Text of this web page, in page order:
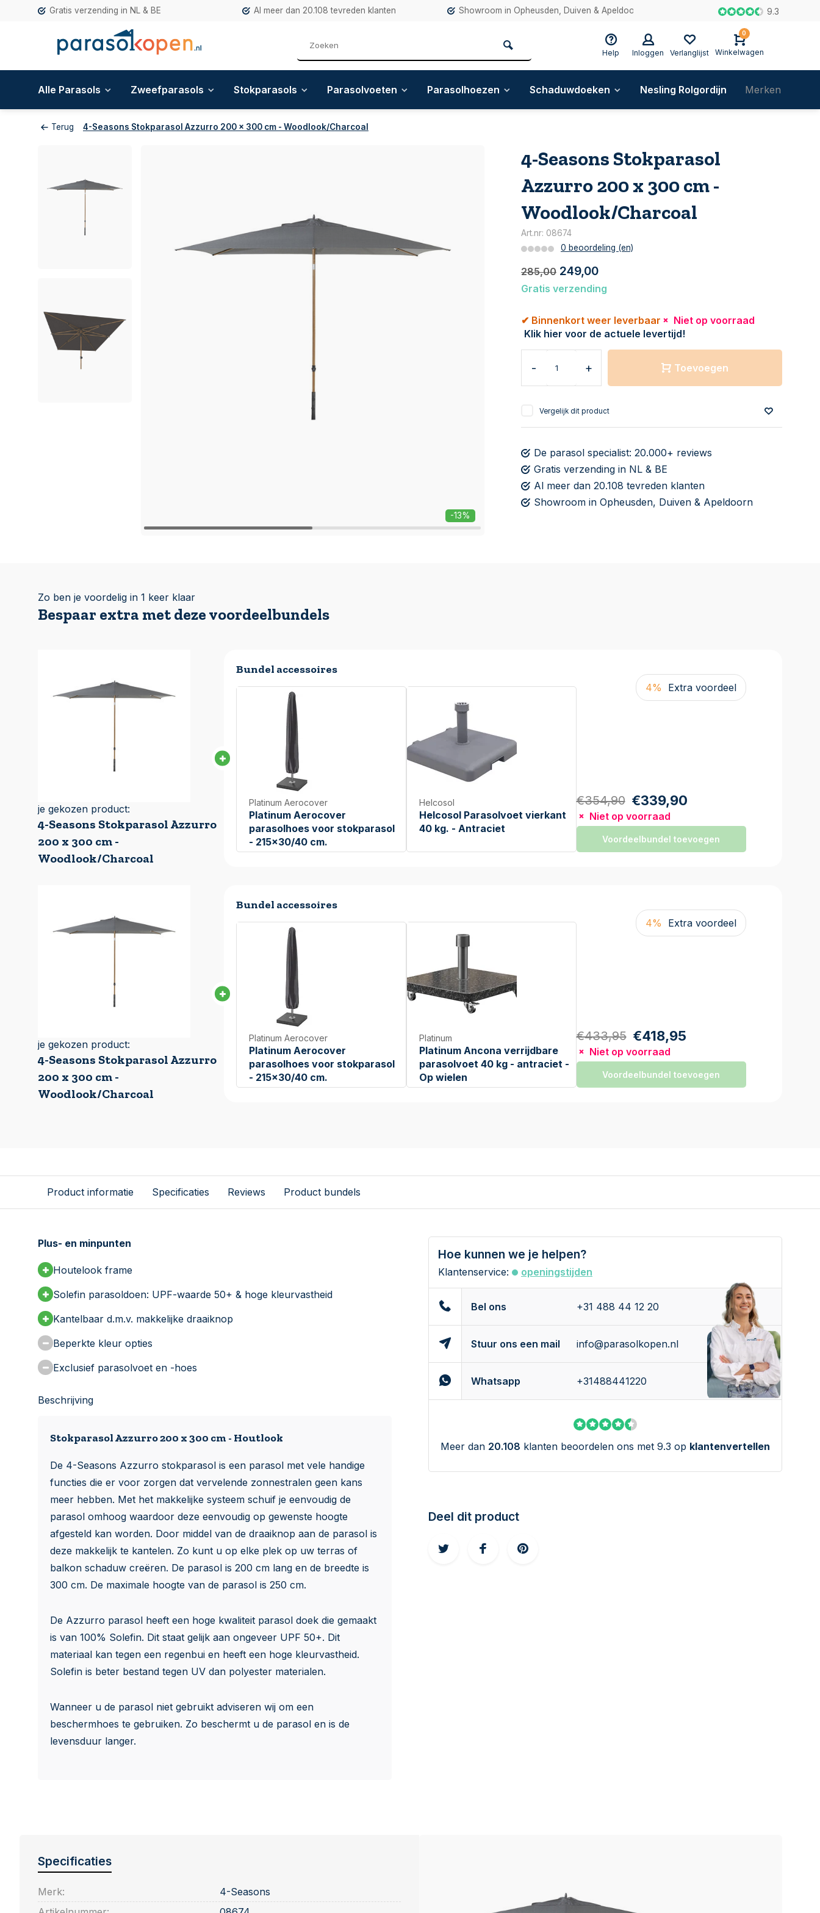
Gratis verzending in NL & BE Al meer dan 20.108 tevreden klanten Showroom in Opheusden, Duiven & Apeldoorn 9.3
Help Inloggen Verlanglijst
0
Winkelwagen
Alle Parasols Zweefparasols Stokparasols Parasolvoeten Parasolhoezen Schaduwdoeken Nesling Rolgordijn Merken
Terug 4-Seasons Stokparasol Azzurro 200 x 300 cm - Woodlook/Charcoal
-13%
4-Seasons Stokparasol
Azzurro 200 x 300 cm -
Woodlook/Charcoal
Art.nr: 08674
0 beoordeling (en)
285,00 249,00
Gratis verzending
Niet op voorraad
Klik hier voor de actuele levertijd!
- + Toevoegen
Vergelijk dit product
De parasol specialist: 20.000+ reviews
Gratis verzending in NL & BE
Al meer dan 20.108 tevreden klanten
Showroom in Opheusden, Duiven & Apeldoorn
Zo ben je voordelig in 1 keer klaar
Bespaar extra met deze voordeelbundels
je gekozen product:
4-Seasons Stokparasol Azzurro
200 x 300 cm -
Woodlook/Charcoal
Bundel accessoires
Platinum Aerocover
Platinum Aerocover
parasolhoes voor stokparasol
- 215x30/40 cm.
Helcosol
Helcosol Parasolvoet vierkant
40 kg. - Antraciet
€354,90 €339,90
Niet op voorraad
4% Extra voordeel
Voordeelbundel toevoegen
je gekozen product:
4-Seasons Stokparasol Azzurro
200 x 300 cm -
Woodlook/Charcoal
Bundel accessoires
Platinum Aerocover
Platinum Aerocover
parasolhoes voor stokparasol
- 215x30/40 cm.
Platinum
Platinum Ancona verrijdbare
parasolvoet 40 kg - antraciet -
Op wielen
€433,95 €418,95
Niet op voorraad
4% Extra voordeel
Voordeelbundel toevoegen
Product informatie Specificaties Reviews Product bundels
Plus- en minpunten
Houtelook frame
Solefin parasoldoen: UPF-waarde 50+ & hoge kleurvastheid
Kantelbaar d.m.v. makkelijke draaiknop
Beperkte kleur opties
Exclusief parasolvoet en -hoes
Beschrijving
Stokparasol Azzurro 200 x 300 cm - Houtlook
De 4-Seasons Azzurro stokparasol is een parasol met vele handige
functies die er voor zorgen dat vervelende zonnestralen geen kans
meer hebben. Met het makkelijke systeem schuif je eenvoudig de
parasol omhoog waardoor deze eenvoudig op gewenste hoogte
afgesteld kan worden. Door middel van de draaiknop aan de parasol is
deze makkelijk te kantelen. Zo kunt u op elke plek op uw terras of
balkon schaduw creëren. De parasol is 200 cm lang en de breedte is
300 cm. De maximale hoogte van de parasol is 250 cm.
De Azzurro parasol heeft een hoge kwaliteit parasol doek die gemaakt
is van 100% Solefin. Dit staat gelijk aan ongeveer UPF 50+. Dit
materiaal kan tegen een regenbui en heeft een hoge kleurvastheid.
Solefin is beter bestand tegen UV dan polyester materialen.
Wanneer u de parasol niet gebruikt adviseren wij om een
beschermhoes te gebruiken. Zo beschermt u de parasol en is de
levensduur langer.
Hoe kunnen we je helpen?
Klantenservice: openingstijden
Bel ons +31 488 44 12 20
Stuur ons een mail info@parasolkopen.nl
Whatsapp +31488441220
Meer dan 20.108 klanten beoordelen ons met 9.3 op klantenvertellen
Deel dit product
Specificaties
Merk:
4-Seasons